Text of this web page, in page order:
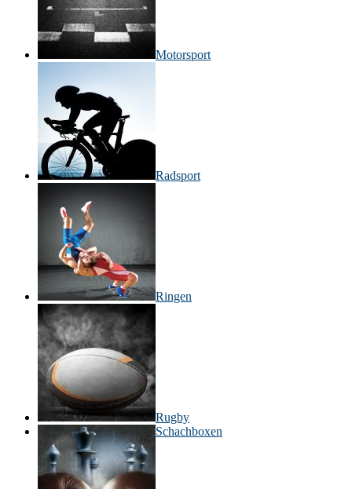
Motorsport
Radsport
Ringen
Rugby
Schachboxen